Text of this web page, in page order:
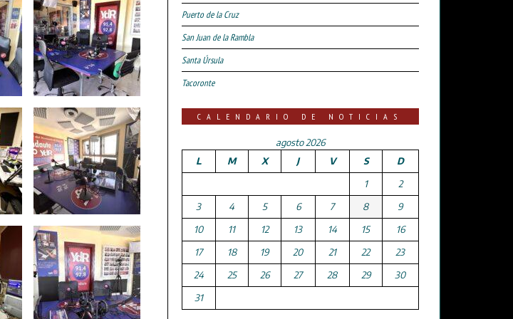
Puerto de la Cruz
San Juan de la Rambla
Santa Úrsula
Tacoronte
CALENDARIO DE NOTICIAS
agosto 2026
L
M X J V S
D
1
2
3
4 5 6 7 8
9
10
11 12 13 14 15
16
17
18 19 20 21 22
23
24
25 26 27 28 29
30
31